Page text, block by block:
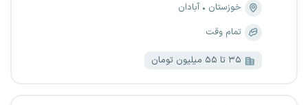
خوزستان
آبادان
تمام وقت
۳۵ تا ۵۵ میلیون تومان